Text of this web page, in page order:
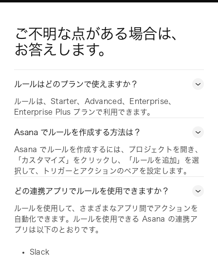
ご不明な点がある場合は、
お答えします。
ルールはどのプランで使えますか？
ルールは、Starter、Advanced、Enterprise、
Enterprise Plus プランで利用できます。
Asana でルールを作成する方法は？
Asana でルールを作成するには、プロジェクトを開き、
「カスタマイズ」をクリックし、「ルールを追加」を選
択して、トリガーとアクションのペアを設定します。
どの連携アプリでルールを使用できますか？
ルールを使用して、さまざまなアプリ間でアクションを
自動化できます。ルールを使用できる Asana の連携ア
プリは以下のとおりです。
Slack